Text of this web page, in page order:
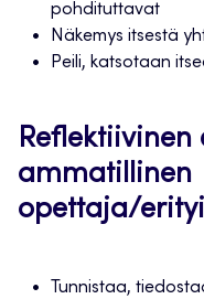
pohdituttavat
Näkemys itsestä
Peili, katsotaan
Reflektiivinen
ammatillinen
opettaja/
Tunnistaa,